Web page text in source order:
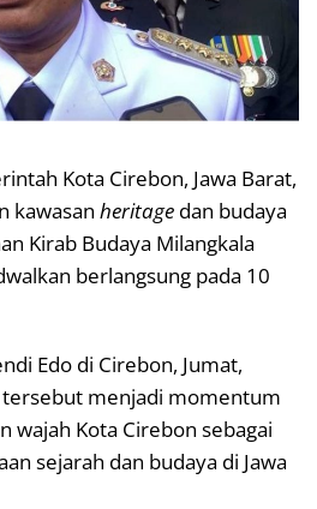
Kota Cirebon, Jawa Barat,
kawasan heritage dan budaya
Kirab Budaya Milangkala
berlangsung pada 10
Edo di Cirebon, Jumat,
menjadi momentum
wajah Kota Cirebon sebagai
sejarah dan budaya di Jawa